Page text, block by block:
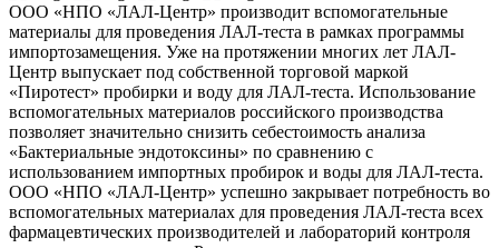
ООО «НПО «ЛАЛ-Центр» производит вспомогательные
материалы для проведения ЛАЛ-теста в рамках программы
импортозамещения. Уже на протяжении многих лет ЛАЛ-
Центр выпускает под собственной торговой маркой
«Пиротест» пробирки и воду для ЛАЛ-теста. Использование
вспомогательных материалов российского производства
позволяет значительно снизить себестоимость анализа
«Бактериальные эндотоксины» по сравнению с
использованием импортных пробирок и воды для ЛАЛ-теста.
ООО «НПО «ЛАЛ-Центр» успешно закрывает потребность во
вспомогательных материалах для проведения ЛАЛ-теста всех
фармацевтических производителей и лабораторий контроля